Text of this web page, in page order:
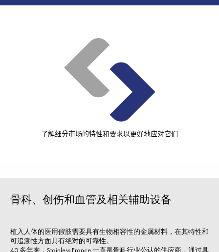
了解细分市场的特性和要求以更好地应对它们
骨科、创伤和血管及相关辅助设备
植入人体的医用假肢需要具有生物相容性的金属材料，在其特性和
可追溯性方面具有绝对的可靠性。
40 多年来，Stainless France 一直是骨科行业公认的供应商，通过具